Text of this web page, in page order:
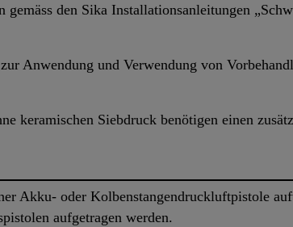
gemäss den Sika Installationsanleitungen
Anwendung und Verwendung von
keramischen Siebdruck benötigen einen
Akku- oder Kolbenstangendruckluftpistole
aufgetragen werden.